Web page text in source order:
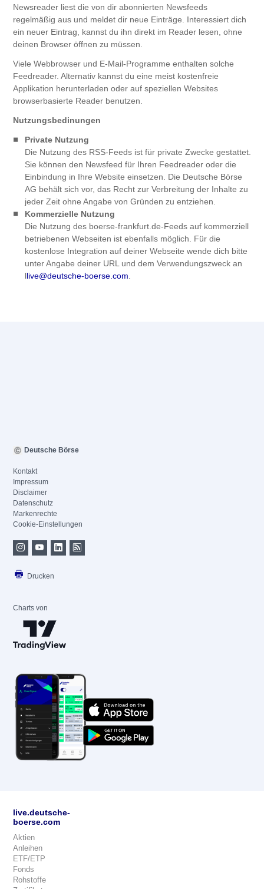
Newsreader liest die von dir abonnierten Newsfeeds
regelmäßig aus und meldet dir neue Einträge. Interessiert dich
ein neuer Eintrag, kannst du ihn direkt im Reader lesen, ohne
deinen Browser öffnen zu müssen.
Viele Webbrowser und E-Mail-Programme enthalten solche
Feedreader. Alternativ kannst du eine meist kostenfreie
Applikation herunterladen oder auf speziellen Websites
browserbasierte Reader benutzen.
Nutzungsbedinungen
Private Nutzung
Die Nutzung des RSS-Feeds ist für private Zwecke gestattet.
Sie können den Newsfeed für Ihren Feedreader oder die
Einbindung in Ihre Website einsetzen. Die Deutsche Börse
AG behält sich vor, das Recht zur Verbreitung der Inhalte zu
jeder Zeit ohne Angabe von Gründen zu entziehen.
Kommerzielle Nutzung
Die Nutzung des boerse-frankfurt.de-Feeds auf kommerziell
betriebenen Webseiten ist ebenfalls möglich. Für die
kostenlose Integration auf deiner Webseite wende dich bitte
unter Angabe deiner URL und dem Verwendungszweck an
llive@deutsche-boerse.com
Deutsche Börse
Kontakt
Impressum
Disclaimer
Datenschutz
Markenrechte
Cookie-Einstellungen
Drucken
Charts von
live.deutsche-
boerse.com
Aktien
Anleihen
ETF/ETP
Fonds
Rohstoffe